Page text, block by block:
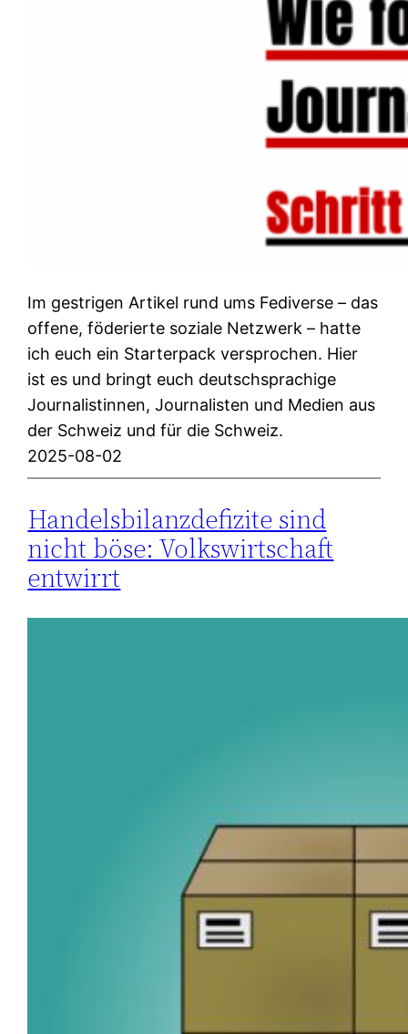
Im gestrigen Artikel rund ums Fediverse – das
offene, föderierte soziale Netzwerk – hatte
ich euch ein Starterpack versprochen. Hier
ist es und bringt euch deutschsprachige
Journalistinnen, Journalisten und Medien aus
der Schweiz und für die Schweiz.
2025-08-02
Handelsbilanzdefizite sind
nicht böse: Volkswirtschaft
entwirrt